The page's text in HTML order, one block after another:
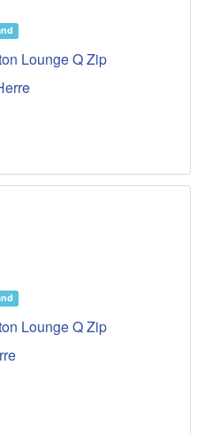
Lounge Q Zip
Lounge Q Zip